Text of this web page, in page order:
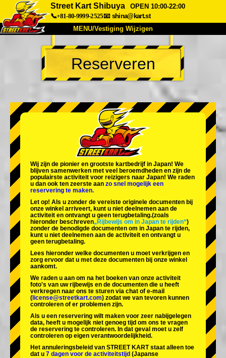
Street Kart Shibuya
OPEN 10:00-22:00
📞+81-80-9999-2525📧 shina@kart.st
MENU/Vestiging Wijzigen
TOP
Over Ons Specificaties Prijs
Veelgestelde Vragen
Bedrijf Reserveren
Vestiging Wijzigen
Tokio Shinagawa Tokio Akihabara#1
Tokio Akihabara#2
Tokio Shibuya Annex Tokio Baai
Tokio Asakusa Osaka
Okinawa
Reserveren
Wij zijn de pionier en grootste kartbedrijf in Japan! We
blijven samenwerken met veel beroemdheden en zijn de
populairste activiteit voor reizigers naar Japan! We raden
u dan ook ten zeerste aan zo snel mogelijk een
reservering te maken.
Let op! Als u zonder de vereiste originele documenten bij
onze winkel arriveert, kunt u niet deelnemen aan de
activiteit en ontvangt u geen terugbetaling.(zoals
hieronder beschreven„Rijbewijs om in Japan te rijden“)
zonder de benodigde documenten om in Japan te rijden,
kunt u niet deelnemen aan de activiteit en ontvangt u
geen terugbetaling.
Lees hieronder welke documenten u moet verkrijgen en
zorg ervoor dat u met deze documenten bij onze winkel
aankomt.
We raden u aan om na het boeken van onze activiteit
foto's van uw rijbewijs en de documenten die u heeft
verkregen naar ons te sturen via chat of e-mail
( license@streetkart.com) zodat we van tevoren kunnen
controleren of er problemen zijn.
Als u een reservering wilt maken voor zeer nabijgelegen
data, heeft u mogelijk niet genoeg tijd om ons te vragen
de reservering te controleren. In dat geval moet u zelf
controleren op eigen verantwoordelijkheid.
Het annuleringsbeleid van STREET KART staat alleen toe
dat u 7 dagen voor de activiteitstijd (Japanse